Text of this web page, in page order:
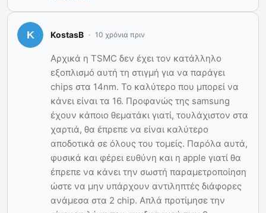
KostasB 10 χρόνια πριν
Αρχικά η TSMC δεν έχει τον κατάλληλο
εξοπλισμό αυτή τη στιγμή για να παράγει
chips στα 14nm. Το καλύτερο που μπορεί να
κάνει είναι τα 16. Προφανώς της samsung
έχουν κάποιο θεματάκι γιατί, τουλάχιστον στα
χαρτιά, θα έπρεπε να είναι καλύτερο
αποδοτικά σε όλους του τομείς. Παρόλα αυτά,
φυσικά και φέρει ευθύνη και η apple γιατί θα
έπρεπε να κάνει την σωστή παραμετροποίηση
ώστε να μην υπάρχουν αντιληπτές διάφορες
ανάμεσα στα 2 chip. Απλά προτίμησε την